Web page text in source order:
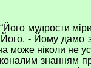
мудрости міри
- Йому дамо
може ніколи не
знанням про